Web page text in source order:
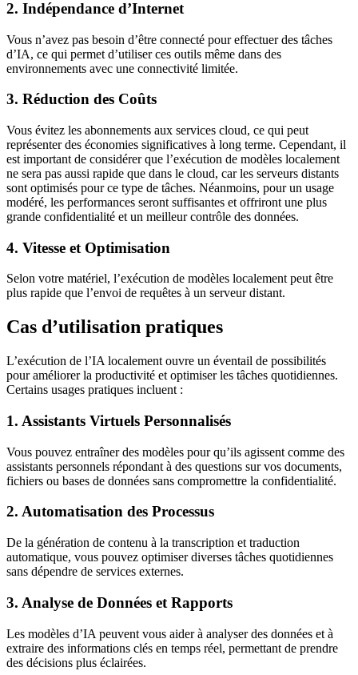
2. Indépendance d’Internet
Vous n’avez pas besoin d’être connecté pour effectuer des tâches
d’IA, ce qui permet d’utiliser ces outils même dans des
environnements avec une connectivité limitée.
3. Réduction des Coûts
Vous évitez les abonnements aux services cloud, ce qui peut
représenter des économies significatives à long terme. Cependant, il
est important de considérer que l’exécution de modèles localement
ne sera pas aussi rapide que dans le cloud, car les serveurs distants
sont optimisés pour ce type de tâches. Néanmoins, pour un usage
modéré, les performances seront suffisantes et offriront une plus
grande confidentialité et un meilleur contrôle des données.
4. Vitesse et Optimisation
Selon votre matériel, l’exécution de modèles localement peut être
plus rapide que l’envoi de requêtes à un serveur distant.
Cas d’utilisation pratiques
L’exécution de l’IA localement ouvre un éventail de possibilités
pour améliorer la productivité et optimiser les tâches quotidiennes.
Certains usages pratiques incluent :
1. Assistants Virtuels Personnalisés
Vous pouvez entraîner des modèles pour qu’ils agissent comme des
assistants personnels répondant à des questions sur vos documents,
fichiers ou bases de données sans compromettre la confidentialité.
2. Automatisation des Processus
De la génération de contenu à la transcription et traduction
automatique, vous pouvez optimiser diverses tâches quotidiennes
sans dépendre de services externes.
3. Analyse de Données et Rapports
Les modèles d’IA peuvent vous aider à analyser des données et à
extraire des informations clés en temps réel, permettant de prendre
des décisions plus éclairées.